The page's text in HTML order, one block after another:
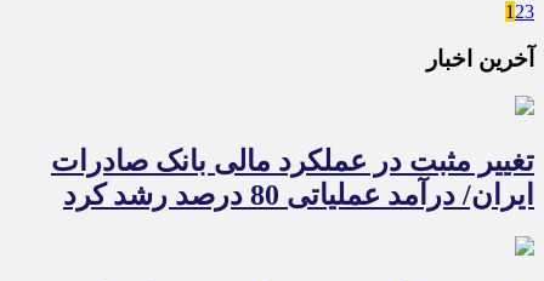
1 23
آخرین اخبار
تغییر مثبت در عملکرد مالی بانک صادرات
ایران/ درآمد عملیاتی 80 درصد رشد کرد